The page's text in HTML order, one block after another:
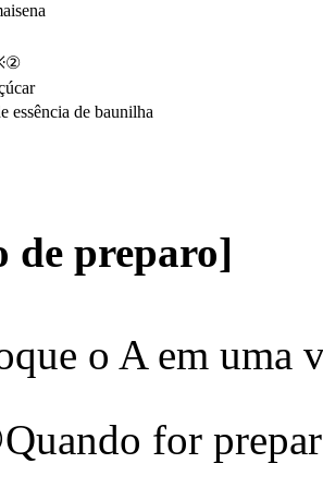
de baunilha
de preparo]
o A em uma
for